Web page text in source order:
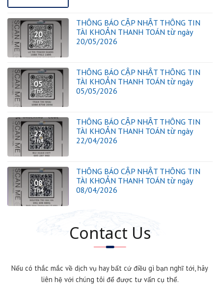
20
Th5
THÔNG BÁO CẬP NHẬT THÔNG TIN
TÀI KHOẢN THANH TOÁN từ ngày
20/05/2026
05
Th5
THÔNG BÁO CẬP NHẬT THÔNG TIN
TÀI KHOẢN THANH TOÁN từ ngày
05/05/2026
22
Th4
THÔNG BÁO CẬP NHẬT THÔNG TIN
TÀI KHOẢN THANH TOÁN từ ngày
22/04/2026
08
Th4
THÔNG BÁO CẬP NHẬT THÔNG TIN
TÀI KHOẢN THANH TOÁN từ ngày
08/04/2026
Contact Us
Nếu có thắc mắc về dịch vụ hay bất cứ điều gì bạn nghĩ tới, hãy
liên hệ với chúng tôi để được tư vấn cụ thể.